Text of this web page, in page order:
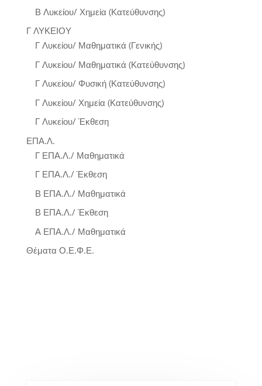
Β Λυκείου/ Χημεία (Κατεύθυνσης)
Γ ΛΥΚΕΙΟΥ
Γ Λυκείου/ Μαθηματικά (Γενικής)
Γ Λυκείου/ Μαθηματικά (Κατεύθυνσης)
Γ Λυκείου/ Φυσική (Κατεύθυνσης)
Γ Λυκείου/ Χημεία (Κατεύθυνσης)
Γ Λυκείου/ Έκθεση
ΕΠΑ.Λ.
Γ ΕΠΑ.Λ./ Μαθηματικά
Γ ΕΠΑ.Λ./ Έκθεση
Β ΕΠΑ.Λ./ Μαθηματικά
Β ΕΠΑ.Λ./ Έκθεση
Α ΕΠΑ.Λ./ Μαθηματικά
Θέματα Ο.Ε.Φ.Ε.